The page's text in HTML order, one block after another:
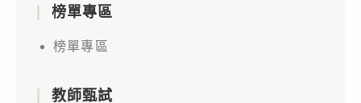
榜單專區
榜單專區
教師甄試